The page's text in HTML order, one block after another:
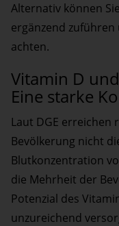
Alternativ können
ergänzend zuführen
achten.
Vitamin D
Eine starke
Laut DGE erreichen
Bevölkerung nicht
Blutkonzentration
die Mehrheit der
Potenzial des
unzureichend